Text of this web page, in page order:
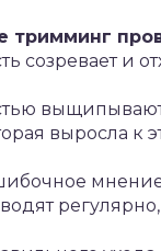
тримминг
созревает и
выросла к